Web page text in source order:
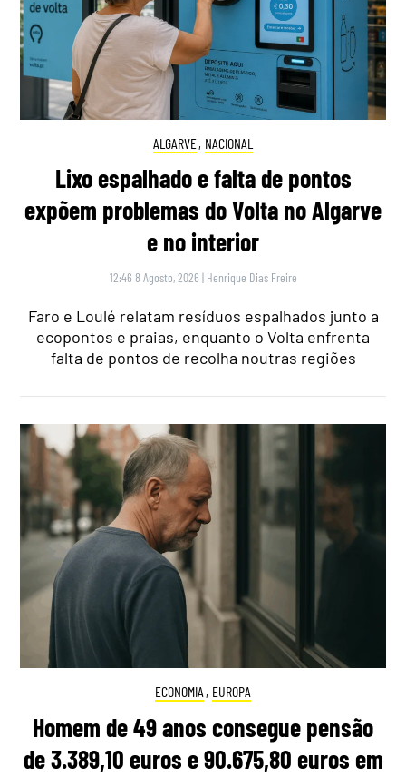
ALGARVE, NACIONAL
Lixo espalhado e falta de pontos
expõem problemas do Volta no Algarve
e no interior
12:46 8 Agosto, 2026 | Henrique Dias Freire
Faro e Loulé relatam resíduos espalhados junto a
ecopontos e praias, enquanto o Volta enfrenta
falta de pontos de recolha noutras regiões
ECONOMIA , EUROPA
Homem de 49 anos consegue pensão
de 3.389,10 euros e 90.675,80 euros em